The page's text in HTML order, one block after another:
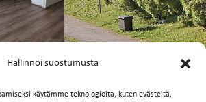
Hallinnoi suostumusta
käytämme teknologioita, kuten evästeitä,